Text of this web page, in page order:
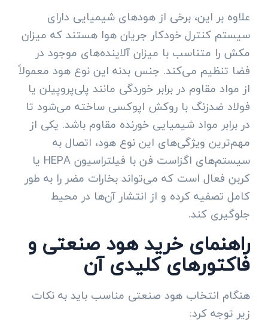
علاوه بر این، برخی از هودهای شیمیایی دارای
سیستم کنترل خودکار جریان هوا هستند که میزان
مکش را متناسب با میزان آلاینده‌های موجود در
فضا تنظیم می‌کند. جنس بدنه این نوع هود معمولاً
از مواد مقاوم در برابر خوردگی مانند پلی‌پروپیلن یا
فولاد ضدزنگ با روکش اپوکسی ساخته می‌شود تا
در برابر مواد شیمیایی خورنده مقاوم باشد. یکی از
مهم‌ترین ویژگی‌های این نوع هود، اتصال به
سیستم‌های اگزاست فن با فیلتراسیون HEPA یا
کربن فعال است که می‌تواند بخارات مضر را به طور
کامل تصفیه کرده و از انتشار آن‌ها در محیط
جلوگیری کند.
راهنمای خرید هود صنعتی و
فاکتورهای کلیدی آن
هنگام انتخاب هود صنعتی مناسب باید به نکات
زیر توجه کرد: